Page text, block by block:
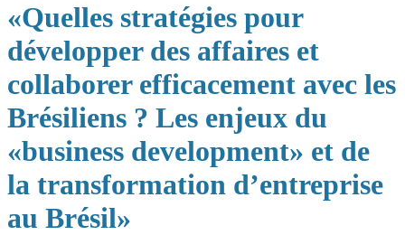
«Quelles stratégies pour
développer des affaires et
collaborer efficacement avec les
Brésiliens ? Les enjeux du
«business development» et de
la transformation d’entreprise
au Brésil»